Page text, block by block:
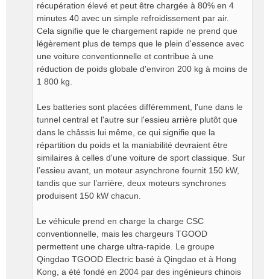
récupération élevé et peut être chargée à 80% en 4
minutes 40 avec un simple refroidissement par air.
Cela signifie que le chargement rapide ne prend que
légèrement plus de temps que le plein d'essence avec
une voiture conventionnelle et contribue à une
réduction de poids globale d'environ 200 kg à moins de
1 800 kg.
Les batteries sont placées différemment, l'une dans le
tunnel central et l'autre sur l'essieu arrière plutôt que
dans le châssis lui même, ce qui signifie que la
répartition du poids et la maniabilité devraient être
similaires à celles d'une voiture de sport classique. Sur
l’essieu avant, un moteur asynchrone fournit 150 kW,
tandis que sur l’arrière, deux moteurs synchrones
produisent 150 kW chacun.
Le véhicule prend en charge la charge CSC
conventionnelle, mais les chargeurs TGOOD
permettent une charge ultra-rapide. Le groupe
Qingdao TGOOD Electric basé à Qingdao et à Hong
Kong, a été fondé en 2004 par des ingénieurs chinois